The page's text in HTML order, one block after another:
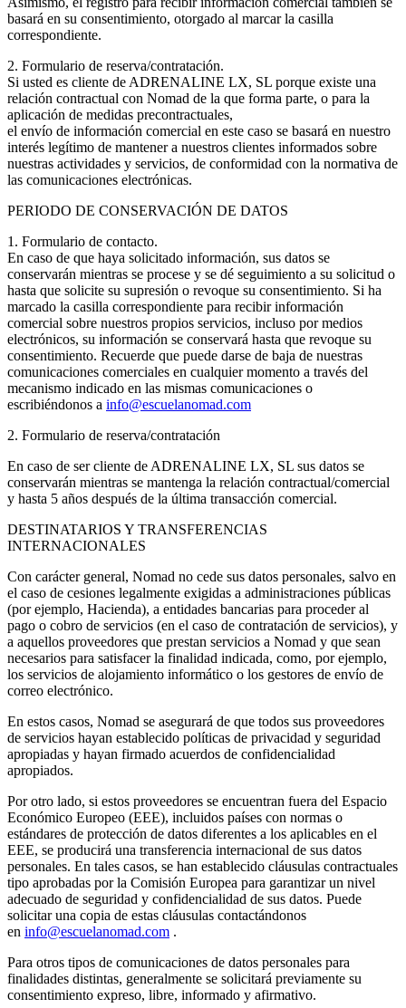
basará en su consentimiento, otorgado al marcar la casilla
correspondiente.
2. Formulario de reserva/contratación.
Si usted es cliente de ADRENALINE LX, SL porque existe una
relación contractual con Nomad de la que forma parte, o para la
aplicación de medidas precontractuales,
el envío de información comercial en este caso se basará en nuestro
interés legítimo de mantener a nuestros clientes informados sobre
nuestras actividades y servicios, de conformidad con la normativa de
las comunicaciones electrónicas.
PERIODO DE CONSERVACIÓN DE DATOS
1. Formulario de contacto.
En caso de que haya solicitado información, sus datos se
conservarán mientras se procese y se dé seguimiento a su solicitud o
hasta que solicite su supresión o revoque su consentimiento. Si ha
marcado la casilla correspondiente para recibir información
comercial sobre nuestros propios servicios, incluso por medios
electrónicos, su información se conservará hasta que revoque su
consentimiento. Recuerde que puede darse de baja de nuestras
comunicaciones comerciales en cualquier momento a través del
mecanismo indicado en las mismas comunicaciones o
escribiéndonos a info@escuelanomad.com
2. Formulario de reserva/contratación
En caso de ser cliente de ADRENALINE LX, SL sus datos se
conservarán mientras se mantenga la relación contractual/comercial
y hasta 5 años después de la última transacción comercial.
DESTINATARIOS Y TRANSFERENCIAS
INTERNACIONALES
Con carácter general, Nomad no cede sus datos personales, salvo en
el caso de cesiones legalmente exigidas a administraciones públicas
(por ejemplo, Hacienda), a entidades bancarias para proceder al
pago o cobro de servicios (en el caso de contratación de servicios), y
a aquellos proveedores que prestan servicios a Nomad y que sean
necesarios para satisfacer la finalidad indicada, como, por ejemplo,
los servicios de alojamiento informático o los gestores de envío de
correo electrónico.
En estos casos, Nomad se asegurará de que todos sus proveedores
de servicios hayan establecido políticas de privacidad y seguridad
apropiadas y hayan firmado acuerdos de confidencialidad
apropiados.
Por otro lado, si estos proveedores se encuentran fuera del Espacio
Económico Europeo (EEE), incluidos países con normas o
estándares de protección de datos diferentes a los aplicables en el
EEE, se producirá una transferencia internacional de sus datos
personales. En tales casos, se han establecido cláusulas contractuales
tipo aprobadas por la Comisión Europea para garantizar un nivel
adecuado de seguridad y confidencialidad de sus datos. Puede
solicitar una copia de estas cláusulas contactándonos
en info@escuelanomad.com .
Para otros tipos de comunicaciones de datos personales para
finalidades distintas, generalmente se solicitará previamente su
consentimiento expreso, libre, informado y afirmativo.